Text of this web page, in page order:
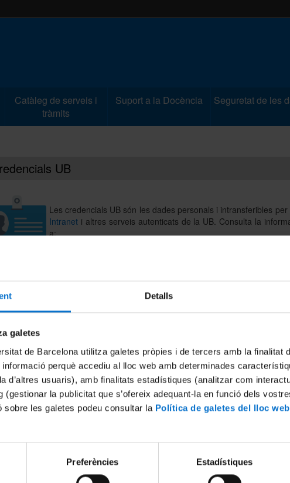
Detalls
galetes
de Barcelona utilitza galetes pròpies i de tercers amb la finalitat
perquè accediu al lloc web amb determinades
d’altres usuaris), amb finalitats estadístiques (analitzar com
(gestionar la publicitat que s’ofereix adequant-la en funció dels
sobre les galetes podeu consultar la Política de galetes del lloc
Preferències Estadístiques
Catàleg de serveis i
tràmits
Suport a la Docència Seguretat de les
UB
Les credencials UB són les dades personals i intransferibles
Intraneti altres serveis autenticats de la UB. Consulta la
a:
Si no tens les credencials UB, accedeix al servei Gestió de credencials on
d'alta o renovació per a personal extern (Full de sol·licitud/
a la Intranet i altres serveis i per obtenir una adreça de correu corporativa
Pantalla d'identificació UB